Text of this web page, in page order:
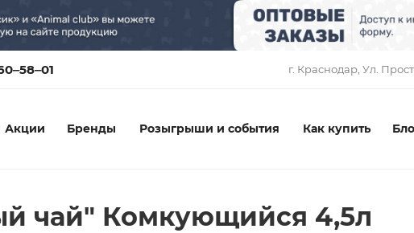
г. Краснодар, ​Ул.
Акции Бренды Розыгрыши и события Как купить
чай" Комкующийся 4,5л